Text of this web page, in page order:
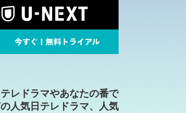
レドラマやあなたの番で
人気日テレドラマ、人気